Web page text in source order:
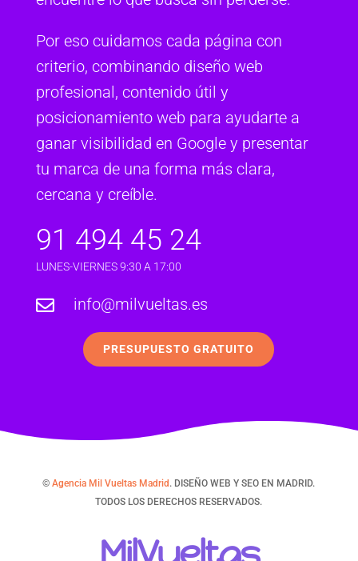
Por eso cuidamos cada página con
criterio, combinando diseño web
profesional, contenido útil y
posicionamiento web para ayudarte a
ganar visibilidad en Google y presentar
tu marca de una forma más clara,
cercana y creíble.
91 494 45 24
LUNES-VIERNES 9:30 A 17:00
 info@milvueltas.es
PRESUPUESTO GRATUITO
©Agencia Mil Vueltas Madrid. DISEÑO WEB Y SEO EN MADRID.
TODOS LOS DERECHOS RESERVADOS.